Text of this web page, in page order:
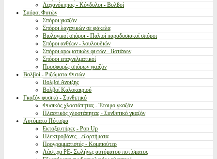
Λαχανόκηπος - Κόνδυλοι - Βολβοί
Σπόροι Φυτών
Σπόροι γκαζόν
Σπόροι λαχανικών σε φάκελα
Βιολογικοί σπόροι - Παλιοί παραδοσιακοί σπόροι
Σπόροι ανθέων - λουλουδιών
Σπόροι αρωματικών φυτών - Βοτάνων
Σπόροι επαγγελματικοί
Προσφορές σπόρων γκαζόν
Βολβοί - Ριζώματα Φυτών
Βολβοί Ανοιξης
Βολβοί Καλοκαιριού
Γκαζόν φυσικό - Συνθετικό
Φυσικός χλοοτάπητας - Έτοιμο γκαζόν
Πλαστικός χλοοτάπητας - Συνθετικό γκαζόν
Αυτόματο Πότισμα
Εκτοξευτήρες - Pop Up
Ηλεκτροβάνες - εξαρτήματα
Προγραμματιστές - Κομπιούτερ
Λάστιχα PE- Σωλήνες αυτόματου ποτίσματος